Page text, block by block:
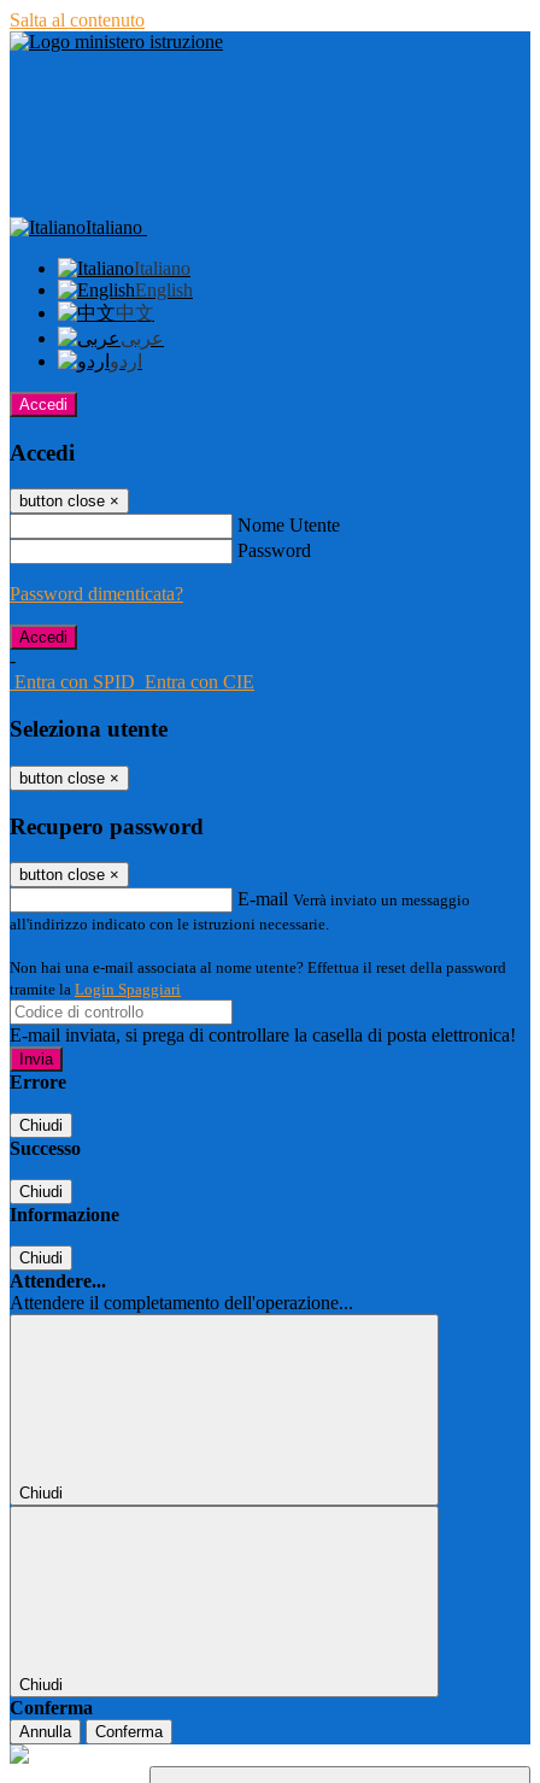
Salta al contenuto
Italiano
Italiano
English
中文
عربى
اردو
Accedi
Accedi
button close ×
Nome Utente
Password
Password dimenticata?
-
Entra con SPID Entra con CIE
Seleziona utente
button close ×
Recupero password
button close ×
E-mail Verrà inviato un messaggio
all'indirizzo indicato con le istruzioni necessarie.
Non hai una e-mail associata al nome utente? Effettua il reset della password
tramite la Login Spaggiari
E-mail inviata, si prega di controllare la casella di posta elettronica!
Errore
Chiudi
Successo
Chiudi
Informazione
Chiudi
Attendere...
Attendere il completamento dell'operazione...
Chiudi
Chiudi
Conferma
Annulla Conferma